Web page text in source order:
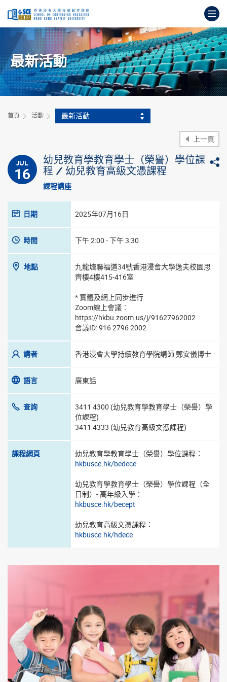
容
打
要
內
容
最新活動
首頁 活動 最新活動
上一頁
JUL
16
幼兒教育學教育學士（榮譽）學位課
程 / 幼兒教育高級文憑課程
課程講座
日期 2025年07月16日
時間 下午 2:00 - 下午 3:30
地點
九龍塘聯福道34號香港浸會大學逸夫校園思
齊樓4樓415-416室
* 實體及網上同步進行
Zoom線上會議︰
https://hkbu.zoom.us/j/91627962002
會議ID: 916 2796 2002
講者 香港浸會大學持續教育學院講師 鄭安儀博士
語言 廣東話
查詢
3411 4300 (幼兒教育學教育學士（榮譽）學
位課程)
3411 4333 (幼兒教育高級文憑課程)
課程網頁
幼兒教育學教育學士（榮譽）學位課程：
hkbusce.hk/bedece
幼兒教育學教育學士（榮譽）學位課程（全
日制）- 高年級入學：
hkbusce.hk/becept
幼兒教育高級文憑課程：
hkbusce.hk/hdece